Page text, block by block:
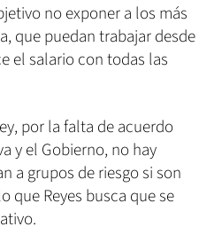
no exponer a los más
que puedan trabajar desde
el salario con todas las
por la falta de acuerdo
y el Gobierno, no hay
a grupos de riesgo si son
que Reyes busca que se